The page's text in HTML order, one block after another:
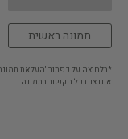
תמונה ראשית
*בלחיצה על כפתור 'העלאת
אינו צד בכל הקשור בתמונה